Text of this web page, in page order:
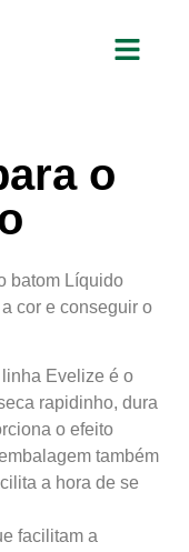
o
batom Líquido
cor e conseguir o
Evelize é o
rapidinho, dura
o efeito
também
a hora de se
facilitam a